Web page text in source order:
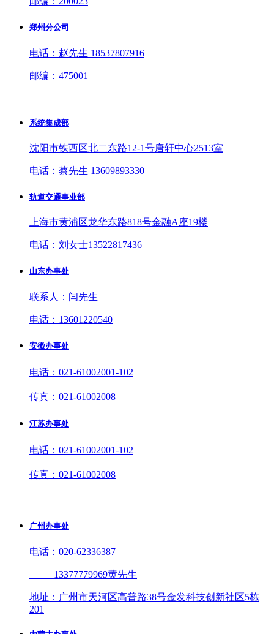
郑州分公司
电话：赵先生 18537807916
邮编：475001
系统集成部
沈阳市铁西区北二东路12-1号唐轩中心2513室
电话：蔡先生 13609893330
轨道交通事业部
上海市黄浦区龙华东路818号金融A座19楼
电话：刘女士13522817436
山东办事处
联系人：闫先生
电话：13601220540
安徽办事处
电话：021-61002001-102
传真：021-61002008
江苏办事处
电话：021-61002001-102
传真：021-61002008
广州办事处
电话：020-62336387
13377779969黄先生
地址：广州市天河区高普路38号金发科技创新社区5栋
201